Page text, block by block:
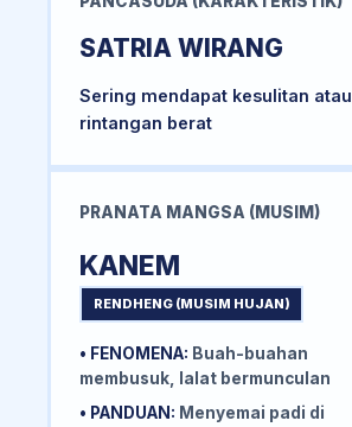
SATRIA WIRANG
Sering mendapat kesulitan atau
rintangan berat
PRANATA MANGSA (MUSIM)
KANEM
RENDHENG (MUSIM HUJAN)
• FENOMENA: Buah-buahan
membusuk, lalat bermunculan
• PANDUAN: Menyemai padi di